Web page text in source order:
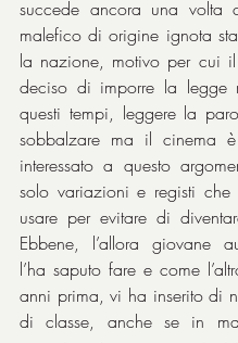
succede ancora una volta
malefico di origine ignota
la nazione, motivo per cui
deciso di imporre la legge
questi tempi, leggere la
sobbalzare ma il cinema
interessato a questo
solo variazioni e registi
usare per evitare di
Ebbene, l’allora giovane
l’ha saputo fare e come
anni prima, vi ha inserito di
di classe, anche se in